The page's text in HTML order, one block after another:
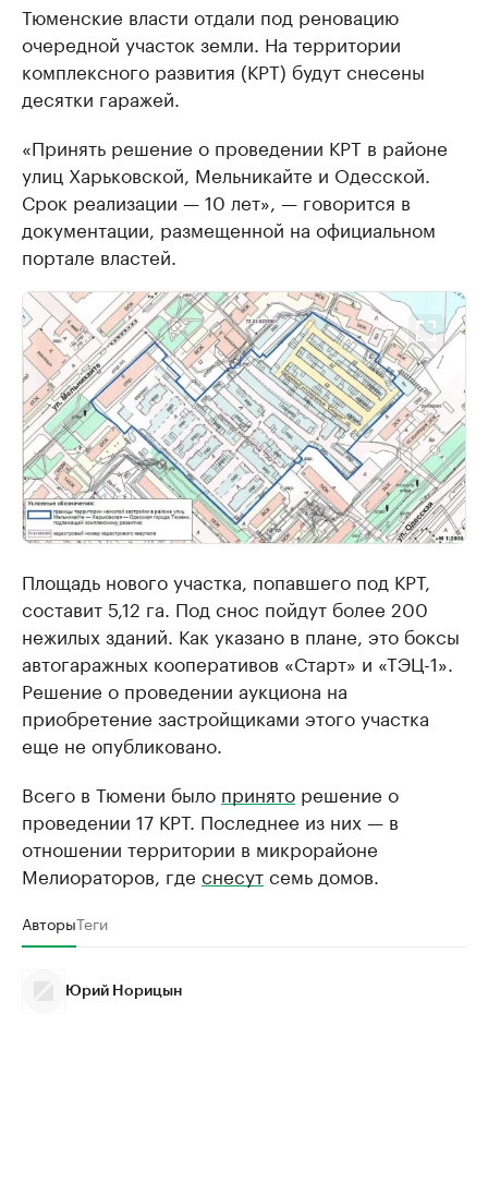
Тюменские власти отдали под реновацию
очередной участок земли. На территории
комплексного развития (КРТ) будут снесены
десятки гаражей.
«Принять решение о проведении КРТ в районе
улиц Харьковской, Мельникайте и Одесской.
Срок реализации — 10 лет», — говорится в
документации, размещенной на официальном
портале властей.
Площадь нового участка, попавшего под КРТ,
составит 5,12 га. Под снос пойдут более 200
нежилых зданий. Как указано в плане, это боксы
автогаражных кооперативов «Старт» и «ТЭЦ-1».
Решение о проведении аукциона на
приобретение застройщиками этого участка
еще не опубликовано.
Всего в Тюмени было принято решение о
проведении 17 КРТ. Последнее из них — в
отношении территории в микрорайоне
Мелиораторов, где снесутсемь домов.
АвторыТеги
Юрий Норицын